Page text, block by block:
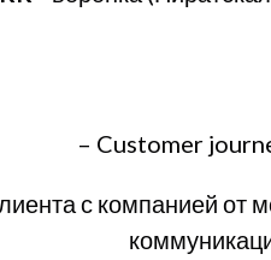
– Customer
с компанией от